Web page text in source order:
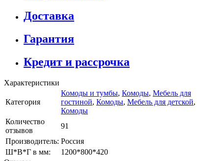
Доставка
Гарантия
Кредит и рассрочка
Характеристики
Категория
Комоды и тумбы, Комоды, Мебель для
гостиной, Комоды, Мебель для детской,
Комоды
Количество
отзывов
91
Производитель: Россия
Ш*В*Г в мм:
1200*800*420